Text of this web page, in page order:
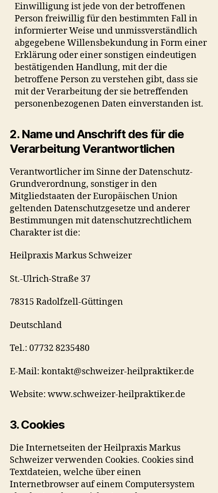
Einwilligung ist jede von der betroffenen
Person freiwillig für den bestimmten Fall in
informierter Weise und unmissverständlich
abgegebene Willensbekundung in Form einer
Erklärung oder einer sonstigen eindeutigen
bestätigenden Handlung, mit der die
betroffene Person zu verstehen gibt, dass sie
mit der Verarbeitung der sie betreffenden
personenbezogenen Daten einverstanden ist.
2. Name und Anschrift des für die
Verarbeitung Verantwortlichen
Verantwortlicher im Sinne der Datenschutz-
Grundverordnung, sonstiger in den
Mitgliedstaaten der Europäischen Union
geltenden Datenschutzgesetze und anderer
Bestimmungen mit datenschutzrechtlichem
Charakter ist die:
Heilpraxis Markus Schweizer
St.-Ulrich-Straße 37
78315 Radolfzell-Güttingen
Deutschland
Tel.: 07732 8235480
E-Mail: kontakt@schweizer-heilpraktiker.de
Website: www.schweizer-heilpraktiker.de
3. Cookies
Die Internetseiten der Heilpraxis Markus
Schweizer verwenden Cookies. Cookies sind
Textdateien, welche über einen
Internetbrowser auf einem Computersystem